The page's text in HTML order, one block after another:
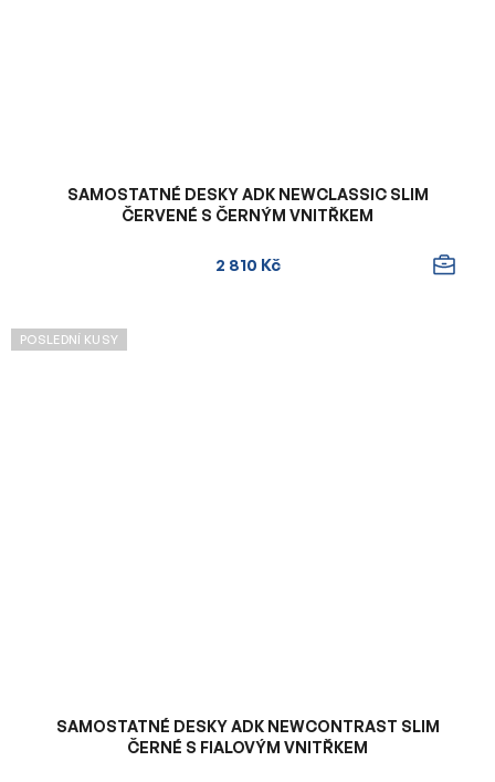
SAMOSTATNÉ DESKY ADK NEWCLASSIC SLIM
ČERVENÉ S ČERNÝM VNITŘKEM
2 810 Kč
POSLEDNÍ KUSY
SAMOSTATNÉ DESKY ADK NEWCONTRAST SLIM
ČERNÉ S FIALOVÝM VNITŘKEM